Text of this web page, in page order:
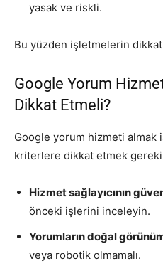
yasak ve riskli.
Bu yüzden işletmelerin
Google Yorum
Dikkat Etmeli?
Google yorum hizmeti almak
kriterlere dikkat etmek
Hizmet sağlayıcının
önceki işlerini inceleyin.
Yorumların doğal
veya robotik olmamalı.